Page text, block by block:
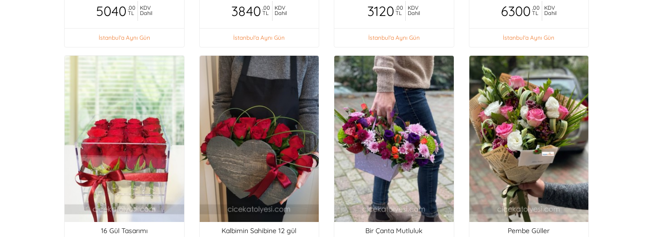
5040 ,00
TL
KDV
Dahil
İstanbul'a Aynı Gün
3840 ,00
TL
KDV
Dahil
İstanbul'a Aynı Gün
3120 ,00
TL
KDV
Dahil
İstanbul'a Aynı Gün
6300 ,00
TL
KDV
Dahil
İstanbul'a Aynı Gün
16 Gül Tasarımı Kalbimin Sahibine 12 gül Bir Çanta Mutluluk Pembe Güller